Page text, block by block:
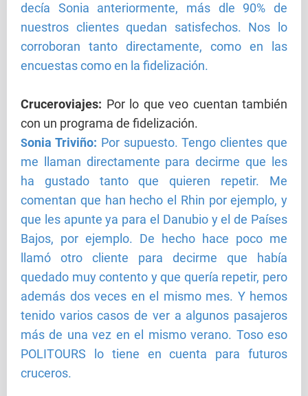
decía Sonia anteriormente, más dle 90% de
nuestros clientes quedan satisfechos. Nos lo
corroboran tanto directamente, como en las
encuestas como en la fidelización.
Cruceroviajes: Por lo que veo cuentan también
con un programa de fidelización.
Sonia Triviño: Por supuesto. Tengo clientes que
me llaman directamente para decirme que les
ha gustado tanto que quieren repetir. Me
comentan que han hecho el Rhin por ejemplo, y
que les apunte ya para el Danubio y el de Países
Bajos, por ejemplo. De hecho hace poco me
llamó otro cliente para decirme que había
quedado muy contento y que quería repetir, pero
además dos veces en el mismo mes. Y hemos
tenido varios casos de ver a algunos pasajeros
más de una vez en el mismo verano. Toso eso
POLITOURS lo tiene en cuenta para futuros
cruceros.